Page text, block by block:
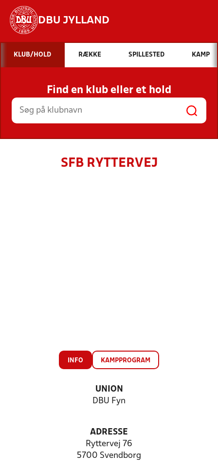
DBU JYLLAND
Hvad vil du søge efter?
INDHOLD OG NYHEDER
STILLINGER, RESULTATER, KLUBBER OG
HOLD
KLUB/HOLD RÆKKE SPILLESTED KAMP
Find en klub eller et hold
SFB RYTTERVEJ
INFO KAMPPROGRAM
UNION
DBU Fyn
ADRESSE
Ryttervej 76
5700 Svendborg